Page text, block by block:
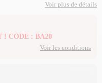
Voir plus de détails
! CODE : BA20
Voir les conditions